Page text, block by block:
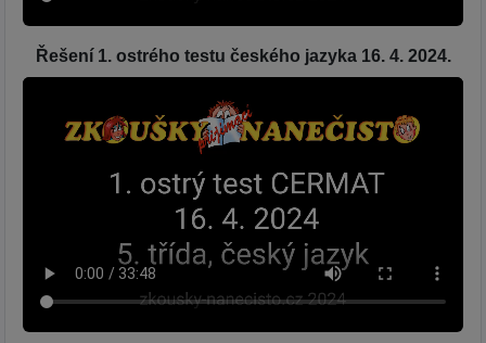
Řešení 1. ostrého testu českého jazyka 16. 4. 2024.